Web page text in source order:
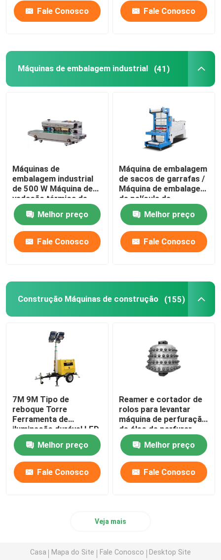
Fale Conosco Fale Conosco
Máquinas de embalagem industrial (41)
Máquinas de
embalagem industrial
de 500 W Máquina de
vedação térmica de
sacos de alimentos
automáticaMelhor preço
Fale Conosco
Máquina de embalagem
de sacos de garrafas /
Máquina de embalagem
de película de
alongamento / Máquina
de embalagem de
compressão por calor
de tipo de punho de
película de PE
Melhor preço
Fale Conosco
Construção Máquinas de construção (155)
7M 9M Tipo de
reboque Torre
Ferramenta de
iluminação durável LED
Gerador móvel a diesel
Torre de iluminação de
elevação
Melhor preço
Fale Conosco
Reamer e cortador de
rolos para levantar
máquina de perfuração
de óleo de perfurar
ferramenta
Melhor preço
Fale Conosco
Veja mais
Casa Mapa do Site Fale Conosco Desktop Site